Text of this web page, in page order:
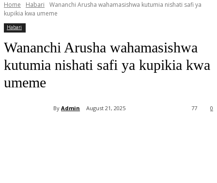
Home Habari
Wananchi Arusha wahamasishwa kutumia nishati safi ya
kupikia kwa umeme
Habari
Wananchi Arusha wahamasishwa
kutumia nishati safi ya kupikia kwa
umeme
By Admin August 21, 2025 0
77